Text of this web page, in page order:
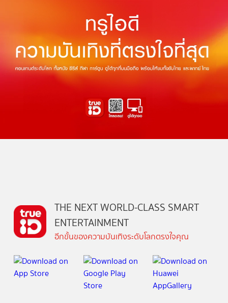
THE NEXT WORLD-CLASS SMART
ENTERTAINMENT
อีกขั้นของความบันเทิงระดับโลกตรงใจคุณ